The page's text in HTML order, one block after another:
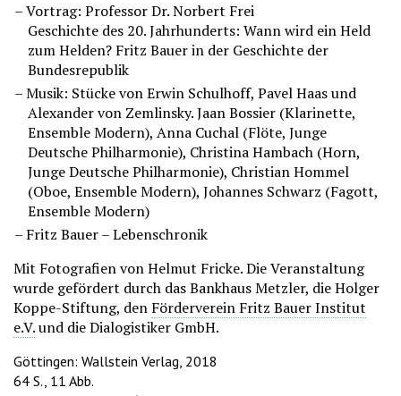
Vortrag: Professor Dr. Norbert Frei
Geschichte des 20. Jahrhunderts: Wann wird ein Held
zum Helden? Fritz Bauer in der Geschichte der
Bundesrepublik
Musik: Stücke von Erwin Schulhoff, Pavel Haas und
Alexander von Zemlinsky. Jaan Bossier (Klarinette,
Ensemble Modern), Anna Cuchal (Flöte, Junge
Deutsche Philharmonie), Christina Hambach (Horn,
Junge Deutsche Philharmonie), Christian Hommel
(Oboe, Ensemble Modern), Johannes Schwarz (Fagott,
Ensemble Modern)
Fritz Bauer – Lebenschronik
Mit Fotografien von Helmut Fricke. Die Veranstaltung
wurde gefördert durch das Bankhaus Metzler, die Holger
Koppe-Stiftung, den Förderverein Fritz Bauer Institut
e.V.und die Dialogistiker GmbH.
Göttingen: Wallstein Verlag, 2018
64 S., 11 Abb.